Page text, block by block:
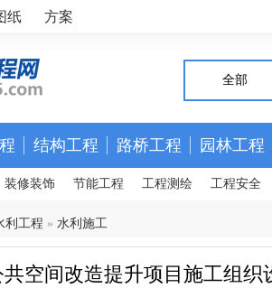
纸 方案
全部
结构工程 路桥工程 园林工程
装修装饰 节能工程 工程测绘 工程安全
利工程 » 水利施工
共空间改造提升项目施工组织